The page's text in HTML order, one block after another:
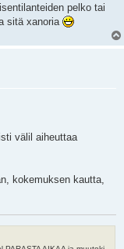
pelko tai
sitä xanoria
välil aiheuttaa
kokemuksen kautta,